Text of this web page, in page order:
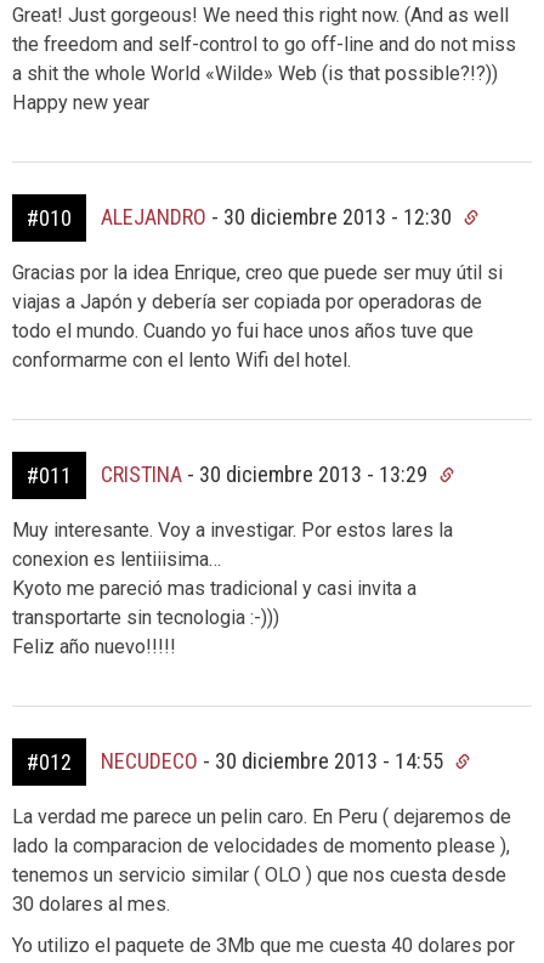
Great! Just gorgeous! We need this right now. (And as well
the freedom and self-control to go off-line and do not miss
a shit the whole World «Wilde» Web (is that possible?!?))
Happy new year
#010 ALEJANDRO - 30 diciembre 2013 - 12:30
Gracias por la idea Enrique, creo que puede ser muy útil si
viajas a Japón y debería ser copiada por operadoras de
todo el mundo. Cuando yo fui hace unos años tuve que
conformarme con el lento Wifi del hotel.
#011 CRISTINA - 30 diciembre 2013 - 13:29
Muy interesante. Voy a investigar. Por estos lares la
conexion es lentiiisima…
Kyoto me pareció mas tradicional y casi invita a
transportarte sin tecnologia :-)))
Feliz año nuevo!!!!!
#012 NECUDECO - 30 diciembre 2013 - 14:55
La verdad me parece un pelin caro. En Peru ( dejaremos de
lado la comparacion de velocidades de momento please ),
tenemos un servicio similar ( OLO ) que nos cuesta desde
30 dolares al mes.
Yo utilizo el paquete de 3Mb que me cuesta 40 dolares por